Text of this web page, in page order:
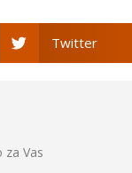
Twitter
za Vas